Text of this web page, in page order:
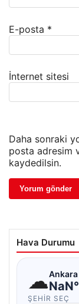
E-posta *
İnternet sitesi
Daha sonraki
posta adresim
kaydedilsin.
Hava Durumu
☁Ankara
ŞEHIR SEÇ